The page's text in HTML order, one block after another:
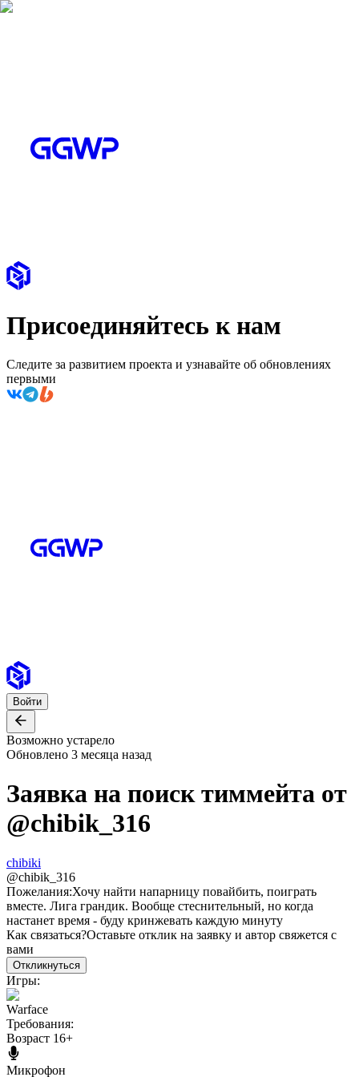
Присоединяйтесь к нам
Следите за развитием проекта и узнавайте об обновлениях
первыми
Войти
Возможно устарело
Обновлено 3 месяца назад
Заявка на поиск тиммейта от
@chibik_316
chibiki
@chibik_316
Пожелания:Хочу найти напарницу повайбить, поиграть
вместе. Лига грандик. Вообще стеснительный, но когда
настанет время - буду кринжевать каждую минуту
Как связаться?Оставьте отклик на заявку и автор свяжется с
вами
Откликнуться
Игры:
Warface
Требования:
Возраст 16+
Микрофон